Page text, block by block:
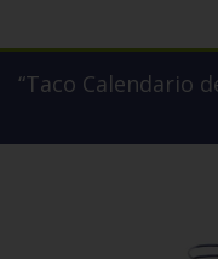
“Taco Calendario